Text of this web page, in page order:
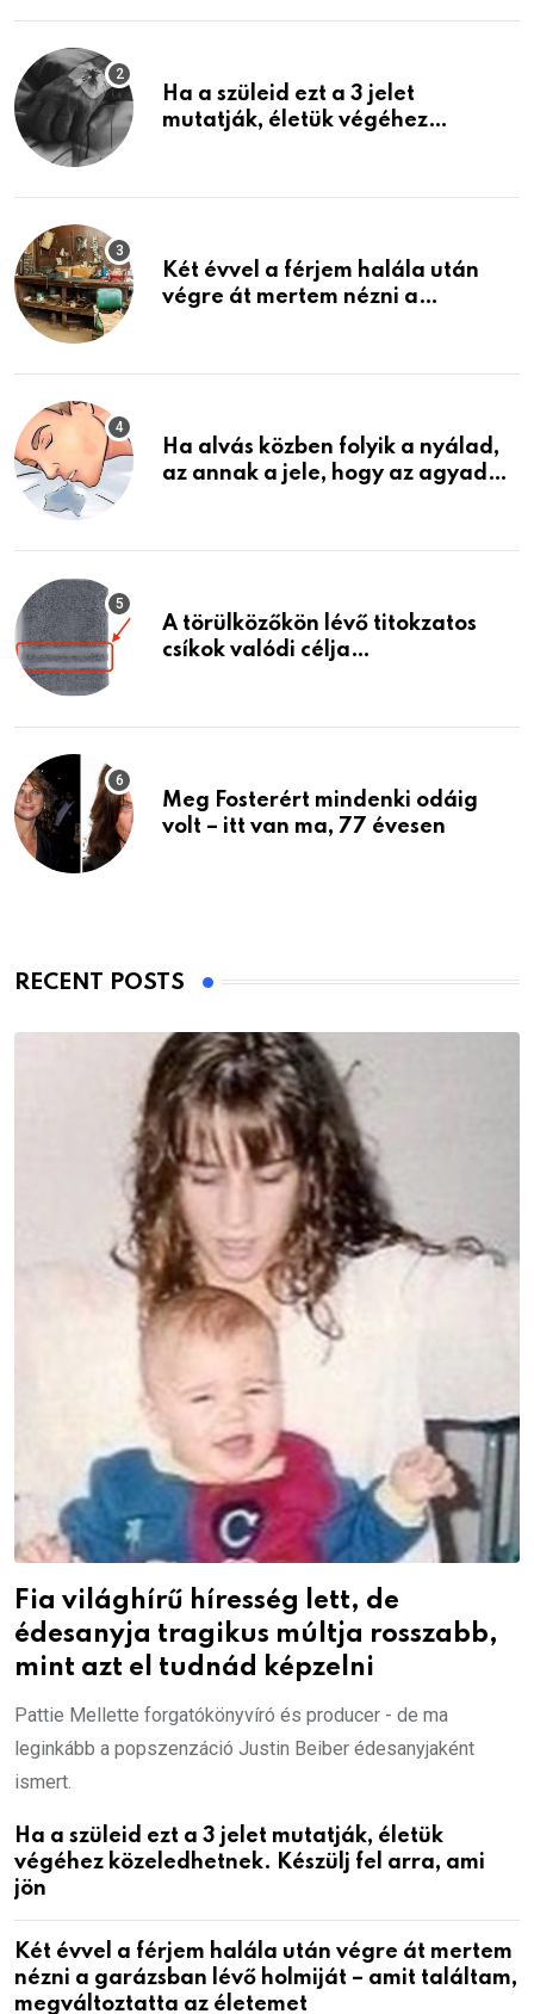
Ha a szüleid ezt a 3 jelet
mutatják, életük végéhez
Két évvel a férjem halála után
végre át mertem nézni a
életemet
Ha alvás közben folyik a nyálad,
az annak a jele, hogy az agyad…
A törülközőkön lévő titokzatos
csíkok valódi célja…
Meg Fosterért mindenki odáig
volt – itt van ma, 77 évesen
RECENT POSTS
Fia világhírű híresség lett, de
édesanyja tragikus múltja rosszabb,
mint azt el tudnád képzelni
Pattie Mellette forgatókönyvíró és producer - de ma
leginkább a popszenzáció Justin Beiber édesanyjaként
ismert.
Ha a szüleid ezt a 3 jelet mutatják, életük
végéhez közeledhetnek. Készülj fel arra, ami
jön
Két évvel a férjem halála után végre át mertem
nézni a garázsban lévő holmiját – amit találtam,
megváltoztatta az életemet